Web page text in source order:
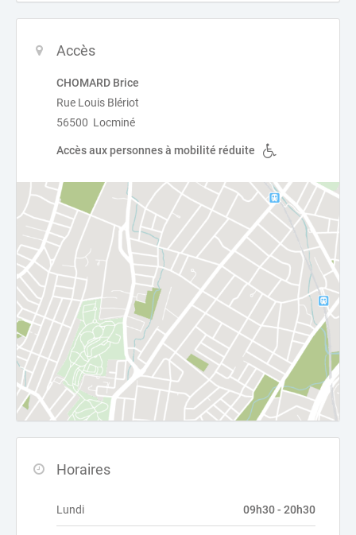
Accès
CHOMARD Brice
Rue Louis Blériot
56500 Locminé
Accès aux personnes à mobilité réduite
Horaires
Lundi 09h30 - 20h30